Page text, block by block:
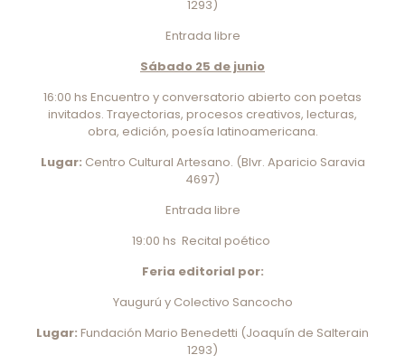
1293)
Entrada libre
Sábado 25 de junio
16:00 hs Encuentro y conversatorio abierto con poetas
invitados. Trayectorias, procesos creativos, lecturas,
obra, edición, poesía latinoamericana.
Lugar: Centro Cultural Artesano. (Blvr. Aparicio Saravia
4697)
Entrada libre
19:00 hs Recital poético
Feria editorial por:
Yaugurú y Colectivo Sancocho
Lugar: Fundación Mario Benedetti (Joaquín de Salterain
1293)